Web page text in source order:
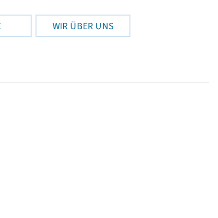
WIR ÜBER UNS